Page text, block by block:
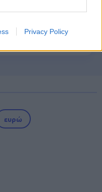
Privacy Policy
πτυχίο -
ευρώ